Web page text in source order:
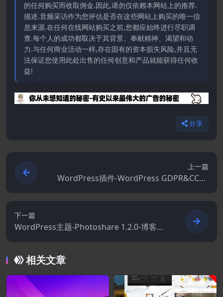
的任何购买而收取佣金.因此,请勿仅依赖本网站上的推荐.
描述.音频采访作为您评估是否在这些网站上购买的唯一信
息来源.在任何在线网站购买之前,您都应始终进行尽职调
查.每个人的成功都取决于其背景、奉献精神、渴望和动
力.与任何商业活动一样,存在固有的资本损失风险,并且无
法保证您使用此处出售的任何创意和产品就能获得任何收
益!
分享
上一篇
WordPress插件-WordPress GDPR&CCPA
2.0.5
下一篇
WordPress主题-Photoshare 1.2.0-博客故
事和照片下载WordPress主题
相关文章